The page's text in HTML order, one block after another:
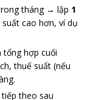
tháng → lập 1
cao hơn, ví dụ
tổng hợp cuối
thuế suất (nếu
theo sau